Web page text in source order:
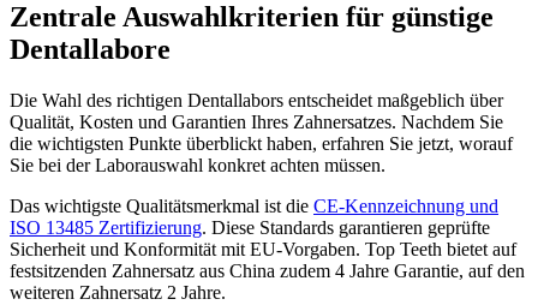
Zentrale Auswahlkriterien für günstige
Dentallabore
Die Wahl des richtigen Dentallabors entscheidet maßgeblich über
Qualität, Kosten und Garantien Ihres Zahnersatzes. Nachdem Sie
die wichtigsten Punkte überblickt haben, erfahren Sie jetzt, worauf
Sie bei der Laborauswahl konkret achten müssen.
Das wichtigste Qualitätsmerkmal ist die CE-Kennzeichnung und
ISO 13485 Zertifizierung. Diese Standards garantieren geprüfte
Sicherheit und Konformität mit EU-Vorgaben. Top Teeth bietet auf
festsitzenden Zahnersatz aus China zudem 4 Jahre Garantie, auf den
weiteren Zahnersatz 2 Jahre.